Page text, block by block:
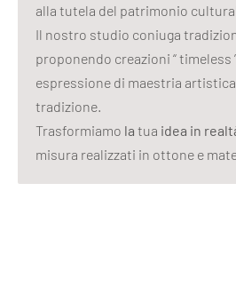
alla tutela del patrimonio
Il nostro studio coniuga
proponendo creazioni “ timeless
espressione di maestria
tradizione.
Trasformiamo la tua idea in
misura realizzati in ottone e